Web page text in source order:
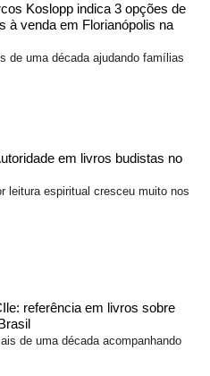
Koslopp indica 3 opções de
à venda em Florianópolis na
de uma década ajudando famílias
em livros budistas no
leitura espiritual cresceu muito nos
referência em livros sobre
de uma década acompanhando